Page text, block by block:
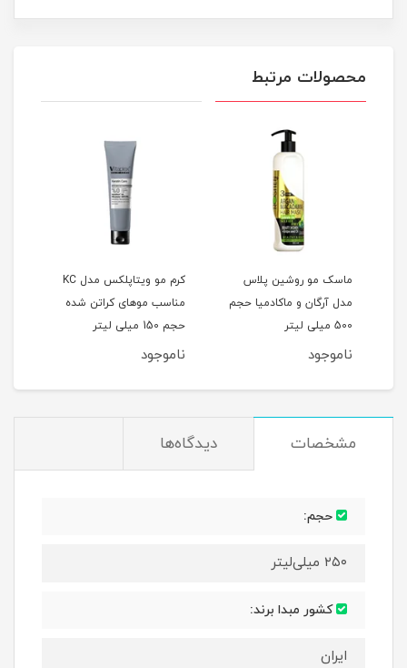
محصولات مرتبط
ماسک مو روشین پلاس
مدل آرگان و ماکادمیا حجم
500 میلی لیتر
ناموجود
کرم مو ویتاپلکس مدل KC
مناسب موهای کراتن شده
حجم 150 میلی لیتر
ناموجود
مشخصات دیدگاه‌ها
حجم:
۲۵۰ میلی‌لیتر
کشور مبدا برند:
ایران